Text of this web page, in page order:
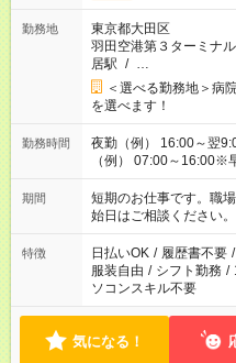
勤務地
東京都大田区
羽田空港第３ターミナ
居駅 / …
＜選べる勤務地＞
を選べます！
勤務時間
夜勤（例） 16:00～翌
（例） 07:00～
20:00※遅番 ※時間は、
あれば調整できます！
なります。★家庭の都合
ください。
期間
短期のお仕事です。職
始日はご相談ください
特徴 日払いOK / 履歴書不要 /
服装自由 / シフト勤務 /
ソコンスキル不要
気になる！